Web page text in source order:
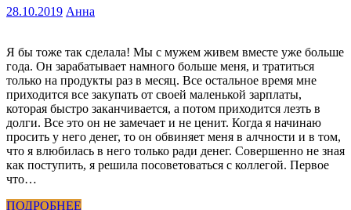
28.10.2019 Анна
Я бы тоже так сделала! Мы с мужем живем вместе уже больше
года. Он зарабатывает намного больше меня, и тратиться
только на продукты раз в месяц. Все остальное время мне
приходится все закупать от своей маленькой зарплаты,
которая быстро заканчивается, а потом приходится лезть в
долги. Все это он не замечает и не ценит. Когда я начинаю
просить у него денег, то он обвиняет меня в алчности и в том,
что я влюбилась в него только ради денег. Совершенно не зная
как поступить, я решила посоветоваться с коллегой. Первое
что…
ПОДРОБНЕЕ